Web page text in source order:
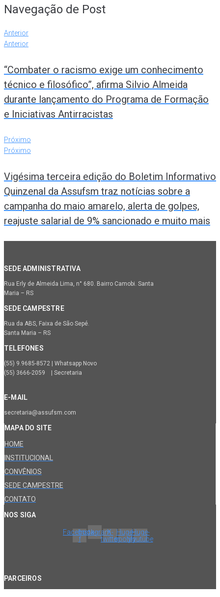
Navegação de Post
Anterior
Anterior
“Combater o racismo exige um conhecimento
técnico e filosófico”, afirma Silvio Almeida
durante lançamento do Programa de Formação
e Iniciativas Antirracistas
Próximo
Próximo
Vigésima terceira edição do Boletim Informativo
Quinzenal da Assufsm traz notícias sobre a
campanha do maio amarelo, alerta de golpes,
reajuste salarial de 9% sancionado e muito mais
SEDE ADMINISTRATIVA
Rua Erly de Almeida Lima, n° 680. Bairro Camobi. Santa
Maria – RS
SEDE CAMPESTRE
Rua da ABS, Faixa de São Sepé.
Santa Maria – RS
TELEFONES
(55) 9.9685-8572 | Whatsapp Novo
(55) 3666-2059 | Secretaria
E-MAIL
secretaria@assufsm.com
MAPA DO SITE
HOME
INSTITUCIONAL
CONVÊNIOS
SEDE CAMPESTRE
CONTATO
NOS SIGA
Facebook-
f
InstagramX-
twitter
Huge-
spotify
Huge-
youtube
PARCEIROS